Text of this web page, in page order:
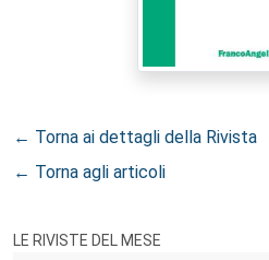
← Torna ai dettagli della Rivista
← Torna agli articoli
LE RIVISTE DEL MESE